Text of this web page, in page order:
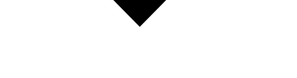
pre moje budúce komentáre.